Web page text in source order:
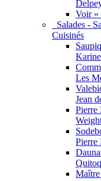
Voir «
Salades -
Cuisinés
Les
Jean
Pierre
Pierre